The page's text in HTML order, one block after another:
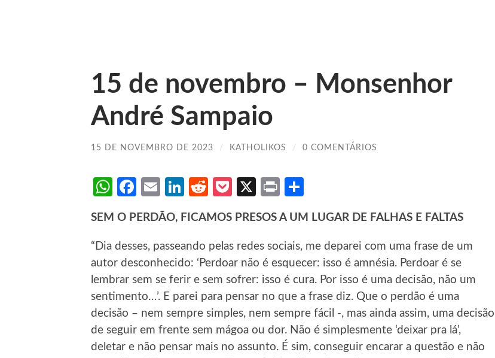
15 de novembro – Monsenhor
André Sampaio
15 DE NOVEMBRO DE 2023 / KATHOLIKOS / 0 COMENTÁRIOS
WhatsApp
Facebook
EmailLinkedIn
RedditPocket
X Print
SEM O PERDÃO, FICAMOS PRESOS A UM LUGAR DE FALHAS E FALTAS
“Dia desses, passeando pelas redes sociais, me deparei com uma frase de um
autor desconhecido: ‘Perdoar não é esquecer: isso é amnésia. Perdoar é se
lembrar sem se ferir e sem sofrer: isso é cura. Por isso é uma decisão, não um
sentimento…’. E parei para pensar no que a frase diz. Que o perdão é uma
decisão – nem sempre simples, nem sempre fácil -, mas ainda assim, uma decisão
de seguir em frente sem mágoa ou dor. Não é simplesmente ‘deixar pra lá’,
deletar e não pensar mais no assunto. É sim, conseguir encarar a questão e não